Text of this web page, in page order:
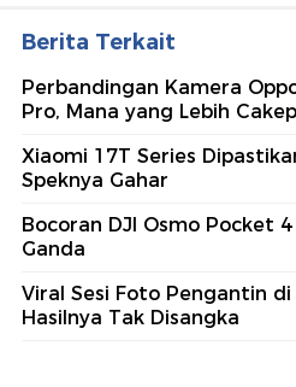
Berita Terkait
Perbandingan Kamera
Pro, Mana yang Lebih
Xiaomi 17T Series
Speknya Gahar
Bocoran DJI Osmo Pocket
Ganda
Viral Sesi Foto Pengantin di
Hasilnya Tak Disangka